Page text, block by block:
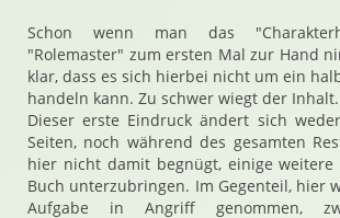
Schon wenn man das
"Rolemaster" zum ersten Mal zur Hand
klar, dass es sich hierbei nicht um ein
handeln kann. Zu schwer wiegt der Inhalt.
Dieser erste Eindruck ändert sich
Seiten, noch während des gesamten
hier nicht damit begnügt, einige weitere
Buch unterzubringen. Im Gegenteil, hier
Aufgabe in Angriff genommen,